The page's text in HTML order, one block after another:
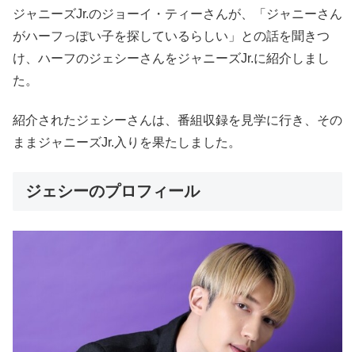
ジャニーズJr.のジョーイ・ティーさんが、「ジャニーさん
がハーフっぽい子を探しているらしい」との話を聞きつ
け、ハーフのジェシーさんをジャニーズJr.に紹介しまし
た。
紹介されたジェシーさんは、番組収録を見学に行き、その
ままジャニーズJr.入りを果たしました。
ジェシーのプロフィール